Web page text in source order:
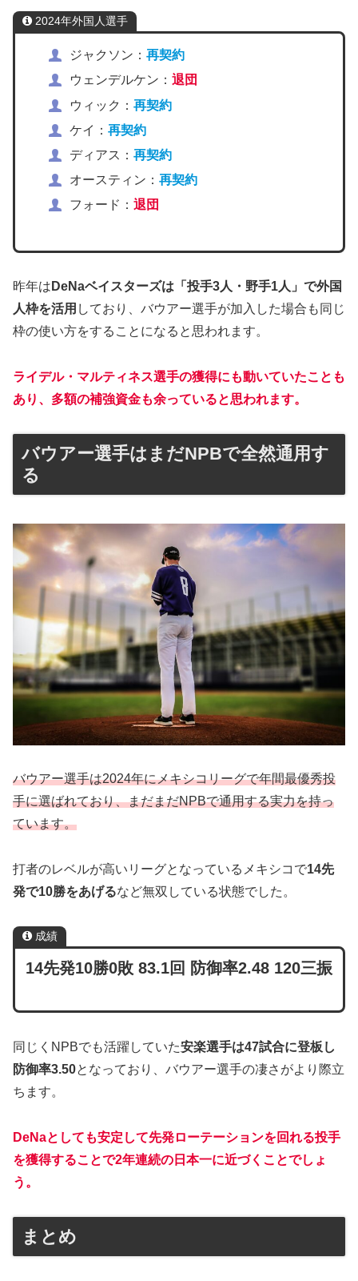
2024年外国人選手
ジャクソン： 再契約
ウェンデルケン： 退団
ウィック： 再契約
ケイ： 再契約
ディアス： 再契約
オースティン： 再契約
フォード： 退団
昨年は DeNaベイスターズは「投手3人・野手1人」で外国
人枠を活用 しており、バウアー選手が加入した場合も同じ
枠の使い方をすることになると思われます。
ライデル・マルティネス選手の獲得にも動いていたことも
あり、 多額の補強資金も余っていると思われます。
バウアー選手はまだNPBで全然通用す
る
バウアー選手は2024年にメキシコリーグで年間最優秀投
手に選ばれており、まだまだNPBで通用する実力を持っ
ています。
打者のレベルが高いリーグとなっているメキシコで14先
発で10勝をあげるなど無双している状態でした。
成績
14先発10勝0敗 83.1回 防御率2.48 120三振
同じくNPBでも活躍していた安楽選手は47試合に登板し
防御率3.50となっており、バウアー選手の凄さがより際立
ちます。
DeNaとしても安定して先発ローテーションを回れる投手
を獲得することで2年連続の日本一に近づくことでしょ
う。
まとめ